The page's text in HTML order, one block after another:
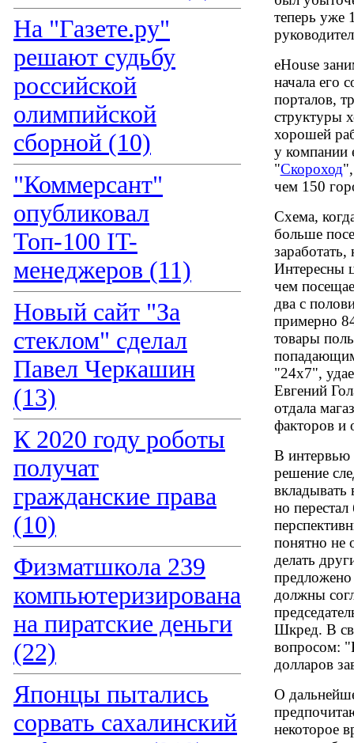
На "Газете.ру"
решают судьбу
российской
олимпийской
сборной (10)
"Коммерсант"
опубликовал
Топ-100 IT-
менеджеров (11)
Новый сайт "За
стеклом" сделал
Павел Черкашин
(13)
К 2020 году роботы
получат
гражданские права
(10)
Физматшкола 239
компьютеризирована
на пиратские деньги
(22)
Японцы пытались
сорвать сахалинский
теперь уже
eHouse
начала его
порталов,
структуры
хорошей
у компании
"Скороход
чем 150
Схема,
больше
Интересны
чем
два с
примерно
товары
"24x7",
Евгений
отдала
факторов и
В интервью
решение
вкладывать
но
понятно не
делать
предложено
должны
Шкред. В
вопросом:
долларов
О
некоторое